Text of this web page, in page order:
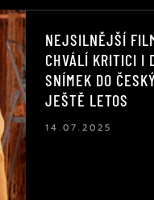
NEJSILNĚJŠÍ
CHVÁLÍ KRITICI I
SNÍMEK DO
JEŠTĚ LETOS
14.07.2025